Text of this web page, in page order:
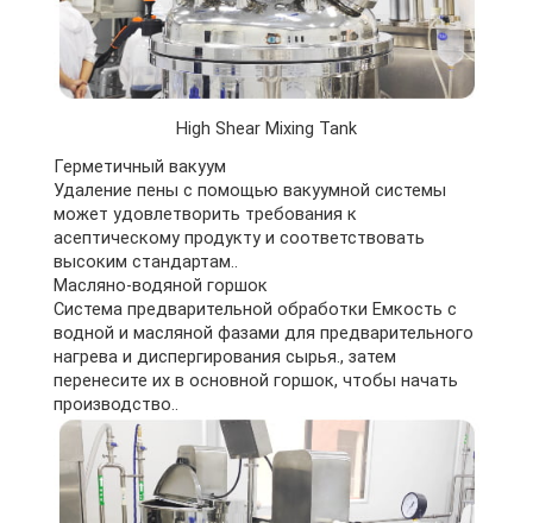
High Shear Mixing Tank
Герметичный вакуум
Удаление пены с помощью вакуумной системы
может удовлетворить требования к
асептическому продукту и соответствовать
высоким стандартам..
Масляно-водяной горшок
Система предварительной обработки Емкость с
водной и масляной фазами для предварительного
нагрева и диспергирования сырья., затем
перенесите их в основной горшок, чтобы начать
производство..